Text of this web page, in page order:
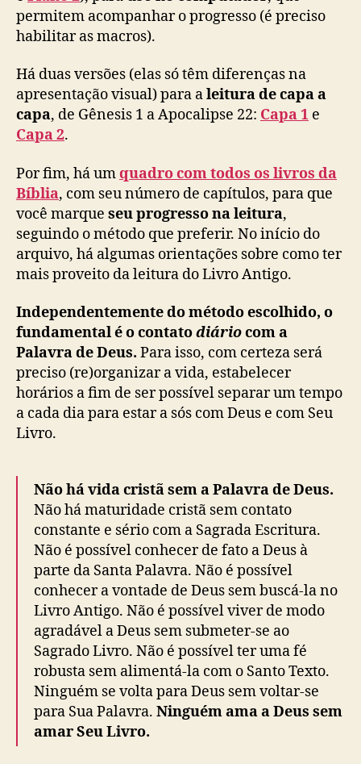
permitem acompanhar o progresso (é preciso
habilitar as macros).
Há duas versões (elas só têm diferenças na
apresentação visual) para aleitura de capa a
capa, de Gênesis 1 a Apocalipse 22: Capa 1 e
Capa 2.
Por fim, há umquadro com todos os livros da
Bíblia, com seu número de capítulos, para que
você marque seu progresso na leitura,
seguindo o método que preferir. No início do
arquivo, há algumas orientações sobre como ter
mais proveito da leitura do Livro Antigo.
Independentemente do método escolhido, o
fundamental é o contatodiáriocom a
Palavra de Deus. Para isso, com certeza será
preciso (re)organizar a vida, estabelecer
horários a fim de ser possível separar um tempo
a cada dia para estar a sós com Deus e com Seu
Livro.
Não há vida cristã sem a Palavra de Deus.
Não há maturidade cristã sem contato
constante e sério com a Sagrada Escritura.
Não é possível conhecer de fato a Deus à
parte da Santa Palavra. Não é possível
conhecer a vontade de Deus sem buscá-la no
Livro Antigo. Não é possível viver de modo
agradável a Deus sem submeter-se ao
Sagrado Livro. Não é possível ter uma fé
robusta sem alimentá-la com o Santo Texto.
Ninguém se volta para Deus sem voltar-se
para Sua Palavra. Ninguém ama a Deus sem
amar Seu Livro.